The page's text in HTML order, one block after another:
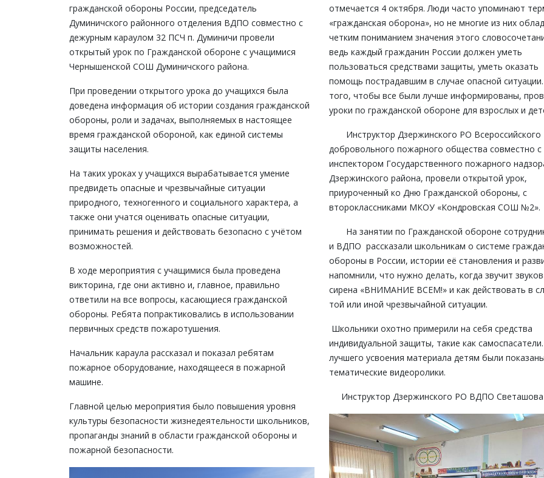
гражданской обороны России, председатель
Думиничского районного отделения ВДПО совместно с
дежурным караулом 32 ПСЧ п. Думиничи провели
открытый урок по Гражданской обороне с учащимися
Чернышенской СОШ Думиничского района.
При проведении открытого урока до учащихся была
доведена информация об истории создания гражданской
обороны, роли и задачах, выполняемых в настоящее
время гражданской обороной, как единой системы
защиты населения.
На таких уроках у учащихся вырабатывается умение
предвидеть опасные и чрезвычайные ситуации
природного, техногенного и социального характера, а
также они учатся оценивать опасные ситуации,
принимать решения и действовать безопасно с учётом
возможностей.
В ходе мероприятия с учащимися была проведена
викторина, где они активно и, главное, правильно
ответили на все вопросы, касающиеся гражданской
обороны. Ребята попрактиковались в использовании
первичных средств пожаротушения.
Начальник караула рассказал и показал ребятам
пожарное оборудование, находящееся в пожарной
машине.
Главной целью мероприятия было повышения уровня
культуры безопасности жизнедеятельности школьников,
пропаганды знаний в области гражданской обороны и
пожарной безопасности.
отмечается 4 октября. Люди часто упоминают
«гражданская оборона», но не многие из них
четким пониманием значения этого
ведь каждый гражданин России должен уметь
пользоваться средствами защиты, уметь оказать
помощь пострадавшим в случае опасной
того, чтобы все были лучше информированы,
уроки по гражданской обороне для взрослых и
Инструктор Дзержинского РО Всероссийского
добровольного пожарного общества совместно с
инспектором Государственного пожарного
Дзержинского района, провели открытой урок,
приуроченный ко Дню Гражданской обороны, с
второклассниками МКОУ «Кондровская СОШ №2».
На занятии по Гражданской обороне
и ВДПО рассказали школьникам о системе
обороны в России, истории её становления и
напомнили, что нужно делать, когда звучит
сирена «ВНИМАНИЕ ВСЕМ!» и как действовать в
той или иной чрезвычайной ситуации.
Школьники охотно примерили на себя средства
индивидуальной защиты, такие как
лучшего усвоения материала детям были
тематические видеоролики.
Инструктор Дзержинского РО ВДПО Светашова